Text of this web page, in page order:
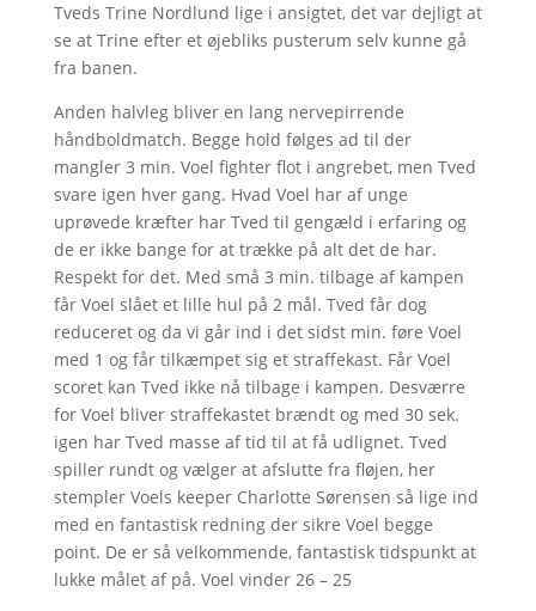
Tveds Trine Nordlund lige i ansigtet, det var dejligt at
se at Trine efter et øjebliks pusterum selv kunne gå
fra banen.
Anden halvleg bliver en lang nervepirrende
håndboldmatch. Begge hold følges ad til der
mangler 3 min. Voel fighter flot i angrebet, men Tved
svare igen hver gang. Hvad Voel har af unge
uprøvede kræfter har Tved til gengæld i erfaring og
de er ikke bange for at trække på alt det de har.
Respekt for det. Med små 3 min. tilbage af kampen
får Voel slået et lille hul på 2 mål. Tved får dog
reduceret og da vi går ind i det sidst min. føre Voel
med 1 og får tilkæmpet sig et straffekast. Får Voel
scoret kan Tved ikke nå tilbage i kampen. Desværre
for Voel bliver straffekastet brændt og med 30 sek.
igen har Tved masse af tid til at få udlignet. Tved
spiller rundt og vælger at afslutte fra fløjen, her
stempler Voels keeper Charlotte Sørensen så lige ind
med en fantastisk redning der sikre Voel begge
point. De er så velkommende, fantastisk tidspunkt at
lukke målet af på. Voel vinder 26 – 25